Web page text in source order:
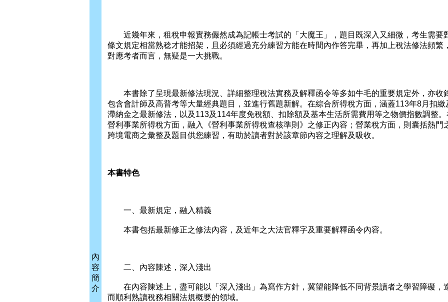
內
容
簡
介
近幾年來，租稅申報實務儼然成為記帳士考試的「大魔王」，題目既深入又細微，考生需要
條文規定相當熟稔才能招架，且必須經過充分練習方能在時間內作答完畢，再加上稅法修法頻繁
對應考者而言，無疑是一大挑戰。
本書除了呈現最新修法現況、詳細整理稅法實務及解釋函令等多如牛毛的重要規定外，亦收
包含會計師及高普考等大量經典題目，並進行舊題新解。在綜合所得稅方面，涵蓋113年8月扣繳
滯納金之最新修法，以及113及114年度免稅額、扣除額及基本生活所需費用等之物價指數調整。
營利事業所得稅方面，融入《營利事業所得稅查核準則》之修正內容；營業稅方面，則囊括熱門
跨境電商之彙整及題目供您練習，有助於讀者對於該章節內容之理解及吸收。
本書特色
一、最新規定，融入精義
本書包括最新修正之修法內容，及近年之大法官釋字及重要解釋函令內容。
二、內容陳述，深入淺出
在內容陳述上，盡可能以「深入淺出」為寫作方針，冀望能降低不同背景讀者之學習障礙，
而順利熟讀稅務相關法規概要的領域。